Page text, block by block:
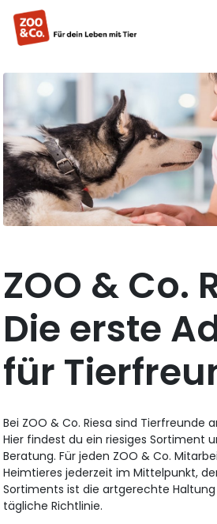
ZOO & Co.
Die erste
für
Bei ZOO & Co. Riesa sind Tierfreunde
Hier findest du ein riesiges Sortiment
Beratung. Für jeden ZOO & Co.
Heimtieres jederzeit im Mittelpunkt,
Sortiments ist die artgerechte
tägliche Richtlinie.